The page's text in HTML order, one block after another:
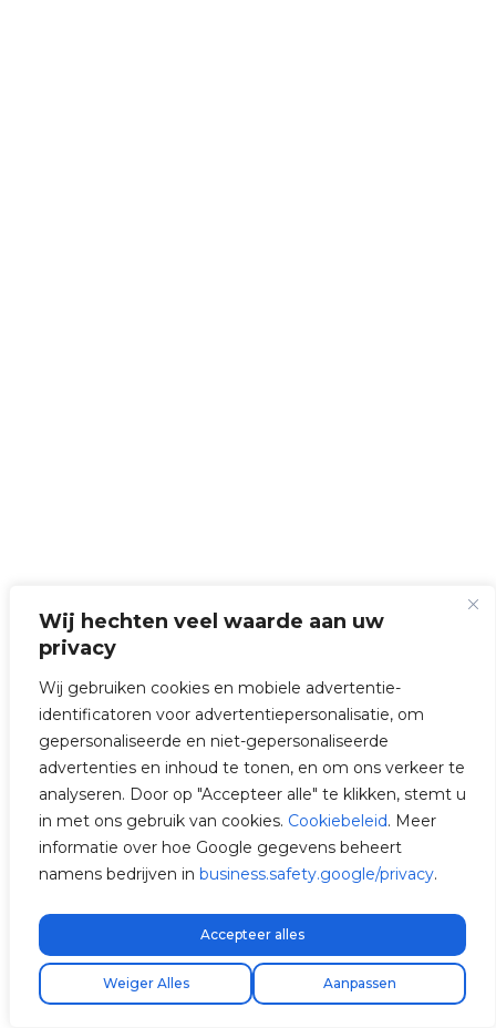
Wij hechten veel waarde aan uw
privacy
Wij gebruiken cookies en mobiele advertentie-
identificatoren voor advertentiepersonalisatie, om
gepersonaliseerde en niet-gepersonaliseerde
advertenties en inhoud te tonen, en om ons verkeer te
analyseren. Door op "Accepteer alle" te klikken, stemt u
in met ons gebruik van cookies. Cookiebeleid. Meer
informatie over hoe Google gegevens beheert
namens bedrijven in business.safety.google/privacy.
Aanpassen
Weiger Alles
Accepteer alles
Gratis express verzending!
Vind uw installateur